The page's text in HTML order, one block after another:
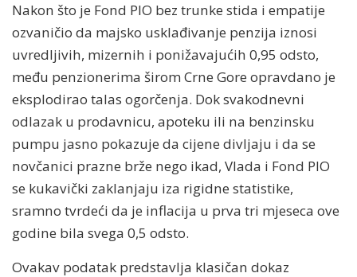
Nakon što je Fond PIO bez trunke stida i empatije
ozvaničio da majsko usklađivanje penzija iznosi
uvredljivih, mizernih i ponižavajućih 0,95 odsto,
među penzionerima širom Crne Gore opravdano je
eksplodirao talas ogorčenja. Dok svakodnevni
odlazak u prodavnicu, apoteku ili na benzinsku
pumpu jasno pokazuje da cijene divljaju i da se
novčanici prazne brže nego ikad, Vlada i Fond PIO
se kukavički zaklanjaju iza rigidne statistike,
sramno tvrdeći da je inflacija u prva tri mjeseca ove
godine bila svega 0,5 odsto.
Ovakav podatak predstavlja klasičan dokaz